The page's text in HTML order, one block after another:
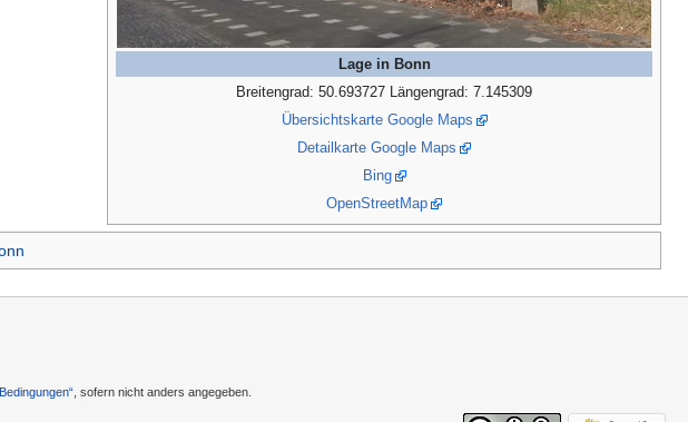
Lage in Bonn
Breitengrad: 50.693727 Längengrad: 7.145309
Übersichtskarte Google Maps
Detailkarte Google Maps
Bing
OpenStreetMap
, sofern nicht anders angegeben.